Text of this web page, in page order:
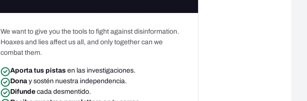
We want to give you the tools to fight against disinformation.
Hoaxes and lies affect us all, and only together can we
combat them.
Aporta tus pistasen las investigaciones.
Donay sostén nuestra independencia.
Difundecada desmentido.